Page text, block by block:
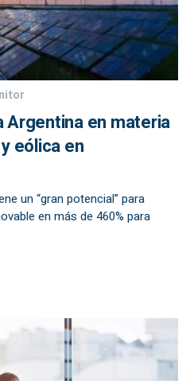
Argentina en materia
eólica en
un “gran potencial” para
en más de 460% para